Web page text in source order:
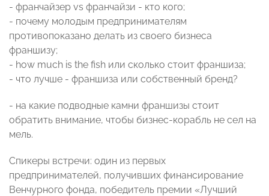
- франчайзер vs франчайзи - кто кого;
- почему молодым предпринимателям
противопоказано делать из своего бизнеса
франшизу;
- how much is the fish или сколько стоит франшиза;
- что лучше - франшиза или собственный бренд?
- на какие подводные камни франшизы стоит
обратить внимание, чтобы бизнес-корабль не сел на
мель.
Спикеры встречи: один из первых
предпринимателей, получивших финансирование
Венчурного фонда, победитель премии «Лучший